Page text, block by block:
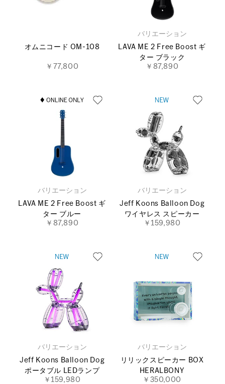
オムニコード OM-108
￥77,800
バリエーション
LAVA ME 2 Free Boost ギ
ター ブラック
￥87,890
バリエーション
LAVA ME 2 Free Boost ギ
ター ブルー
￥87,890
バリエーション
Jeff Koons Balloon Dog
ワイヤレス スピーカー
￥159,980
バリエーション
Jeff Koons Balloon Dog
ポータブル LEDランプ
￥159,980
バリエーション
リリックスピーカー BOX
HERALBONY
￥350,000